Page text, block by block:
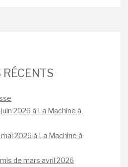
2026 à La Machine à
2026 à La Machine à
de mars avril 2026